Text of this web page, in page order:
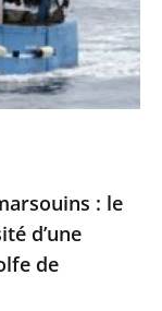
: le
d’une
de